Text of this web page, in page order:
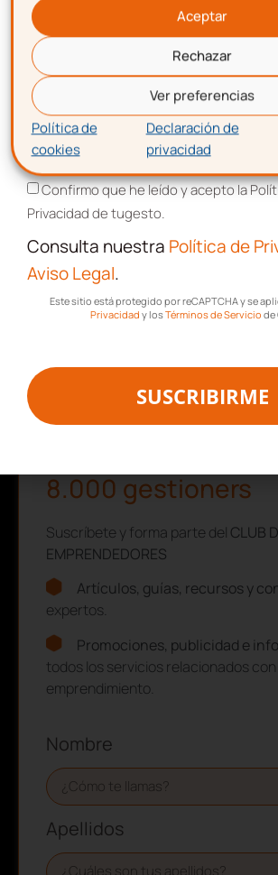
Aceptar
Rechazar
Ver preferencias
Política de
cookies
Declaración de
privacidad
Laboral
Impagos
Legales
Protección
I+D+I
8.000 gestioners
Suscríbete y forma parte del CLUB
EMPRENDEDORES
Artículos, guías, recursos y
expertos.
Promociones, publicidad e
todos los servicios relacionados
emprendimiento.
Nombre
Apellidos
Correo electrónico
Aceptación de términos y
Confirmo que he leído y acepto la
Privacidad de tugesto.
Consulta nuestra Política de
Aviso Legal.
Este sitio está protegido por reCAPTCHA y se
Privacidad y losTérminos de Servicio de
SUSCRIBIRME